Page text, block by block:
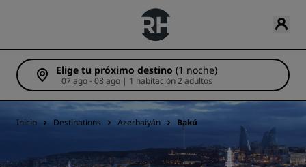
Elige tu próximo destino (1 noche)
07 ago - 08 ago | 1 habitación 2 adultos
Inicio Destinations Azerbaiyán Bakú